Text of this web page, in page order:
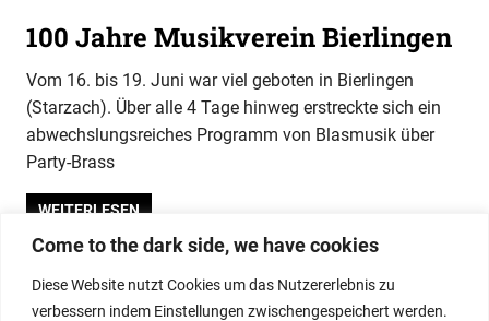
Come to the dark side, we have cookies
Diese Website nutzt Cookies um das Nutzererlebnis zu
verbessern indem Einstellungen zwischengespeichert werden.
100 Jahre Musikverein Bierlingen
Vom 16. bis 19. Juni war viel geboten in Bierlingen
(Starzach). Über alle 4 Tage hinweg erstreckte sich ein
abwechslungsreiches Programm von Blasmusik über
Party-Brass
WEITERLESEN
WordPress-Theme: Gridbox von ThemeZee.